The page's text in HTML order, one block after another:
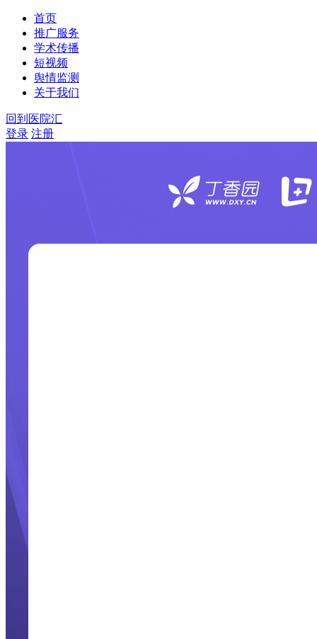
首页
推广服务
学术传播
短视频
舆情监测
关于我们
回到医院汇
登录 注册